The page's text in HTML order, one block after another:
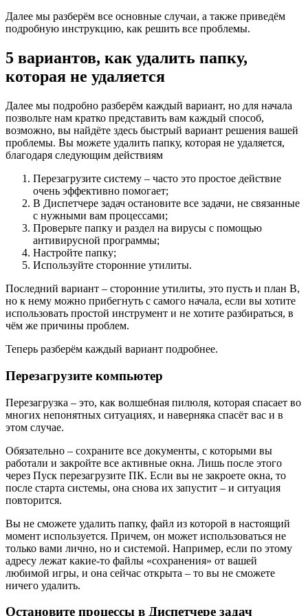
Далее мы разберём все основные случаи, а также приведём
подробную инструкцию, как решить все проблемы.
5 вариантов, как удалить папку,
которая не удаляется
Далее мы подробно разберём каждый вариант, но для начала
позвольте нам кратко представить вам каждый способ,
возможно, вы найдёте здесь быстрый вариант решения вашей
проблемы. Вы можете удалить папку, которая не удаляется,
благодаря следующим действиям
Перезагрузите систему – часто это простое действие
очень эффективно помогает;
В Диспетчере задач остановите все задачи, не связанные
с нужными вам процессами;
Проверьте папку и раздел на вирусы с помощью
антивирусной программы;
Настройте папку;
Используйте сторонние утилиты.
Последний вариант – сторонние утилиты, это пусть и план B,
но к нему можно прибегнуть с самого начала, если вы хотите
использовать простой инструмент и не хотите разбираться, в
чём же причины проблем.
Теперь разберём каждый вариант подробнее.
Перезагрузите компьютер
Перезагрузка – это, как волшебная пилюля, которая спасает во
многих непонятных ситуациях, и наверняка спасёт вас и в
этом случае.
Обязательно – сохраните все документы, с которыми вы
работали и закройте все активные окна. Лишь после этого
через Пуск перезагрузите ПК. Если вы не закроете окна, то
после старта системы, она снова их запустит – и ситуация
повторится.
Вы не сможете удалить папку, файл из которой в настоящий
момент используется. Причем, он может использоваться не
только вами лично, но и системой. Например, если по этому
адресу лежат какие-то файлы «сохранения» от вашей
любимой игры, и она сейчас открыта – то вы не сможете
ничего удалить.
Остановите процессы в Диспетчере задач